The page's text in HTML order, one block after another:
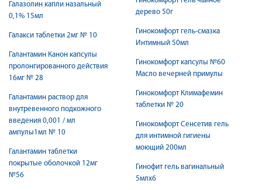
Галазолин капли назальный
0,1% 15мл
Галакси таблетки 2мг № 10
Галантамин Канон капсулы
пролонгированного действия
16мг № 28
Галантамин раствор для
внутревенного подкожного
введения 0,001 / мл
ампулы1мл № 10
Галантамин таблетки
покрытые оболочкой 12мг
№56
дерево 50г
Гинокомфорт гель-смазка
Интимный 50мл
Гинокомфорт капсулы №60
Масло вечерней примулы
Гинокомфорт Климафемин
таблетки № 20
Гинокомфорт Сенсетив гель
для интимной гигиены
моющий 200мл
Гинофит гель вагинальный
5млх6